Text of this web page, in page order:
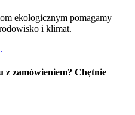
ekologicznym pomagamy
i klimat.
z zamówieniem? Chętnie